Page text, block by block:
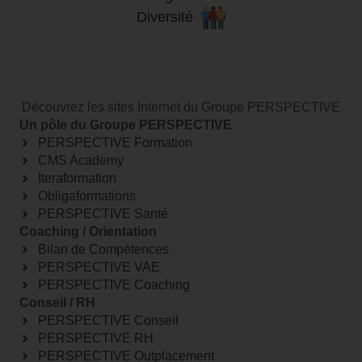
Diversité
Découvrez les sites Internet du Groupe PERSPECTIVE
Un pôle du Groupe PERSPECTIVE
PERSPECTIVE Formation
CMS Academy
Iteraformation
Obligaformations
PERSPECTIVE Santé
Coaching / Orientation
Bilan de Compétences
PERSPECTIVE VAE
PERSPECTIVE Coaching
Conseil / RH
PERSPECTIVE Conseil
PERSPECTIVE RH
PERSPECTIVE Outplacement